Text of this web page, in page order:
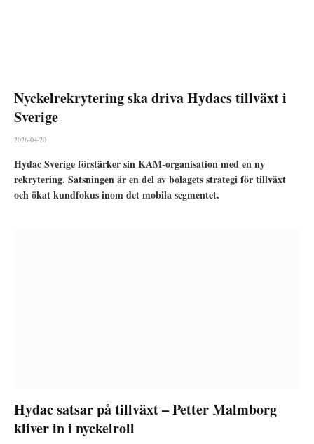
Nyckelrekrytering ska driva Hydacs tillväxt i
Sverige
2026-04-20
Hydac Sverige förstärker sin KAM-organisation med en ny
rekrytering. Satsningen är en del av bolagets strategi för tillväxt
och ökat kundfokus inom det mobila segmentet.
Hydac satsar på tillväxt – Petter Malmborg
kliver in i nyckelroll